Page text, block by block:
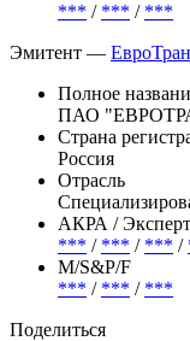
*** / *** / ***
Эмитент —
Полное
ПАО
Страна
Россия
Отрасль
АКРА /
*** / *** / *** /
М/S&P/F
*** / *** / ***
Поделиться